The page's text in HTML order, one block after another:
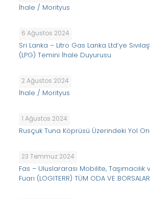
İhale / Morityus
6 Ağustos 2024
Sri Lanka – Litro Gas Lanka Ltd’ye
(LPG) Temini İhale Duyurusu
2 Ağustos 2024
İhale / Morityus
1 Ağustos 2024
Rusçuk Tuna Köprüsü Üzerindeki Yol
23 Temmuz 2024
Fas – Uluslararası Mobilite,
Fuarı (LOGITERR) TÜM ODA VE BORSALAR